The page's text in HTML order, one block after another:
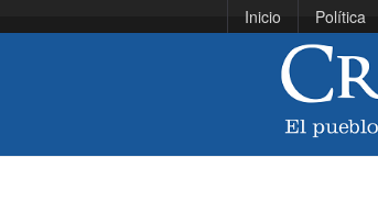
Inicio Política